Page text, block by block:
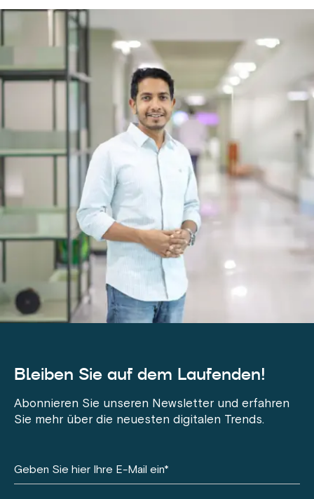
Bleiben Sie auf dem Laufenden!
Abonnieren Sie unseren Newsletter und erfahren
Sie mehr über die neuesten digitalen Trends.